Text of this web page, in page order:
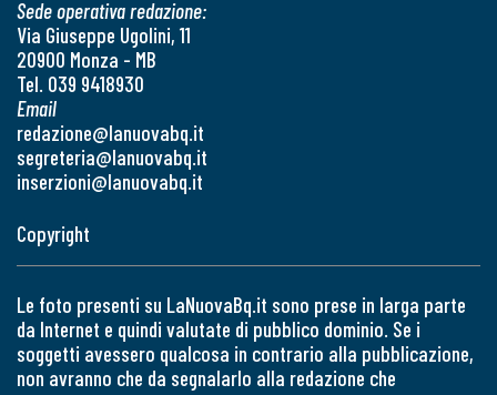
Sede operativa redazione:
Via Giuseppe Ugolini, 11
20900 Monza - MB
Tel. 039 9418930
Email
redazione@lanuovabq.it
segreteria@lanuovabq.it
inserzioni@lanuovabq.it
Copyright
Le foto presenti su LaNuovaBq.it sono prese in larga parte
da Internet e quindi valutate di pubblico dominio. Se i
soggetti avessero qualcosa in contrario alla pubblicazione,
non avranno che da segnalarlo alla redazione che